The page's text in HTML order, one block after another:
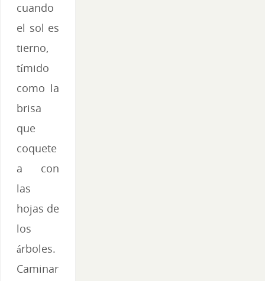
cuando
el sol es
tierno,
tímido
como la
brisa
que
coquete
a con
las
hojas de
los
árboles.
Caminar